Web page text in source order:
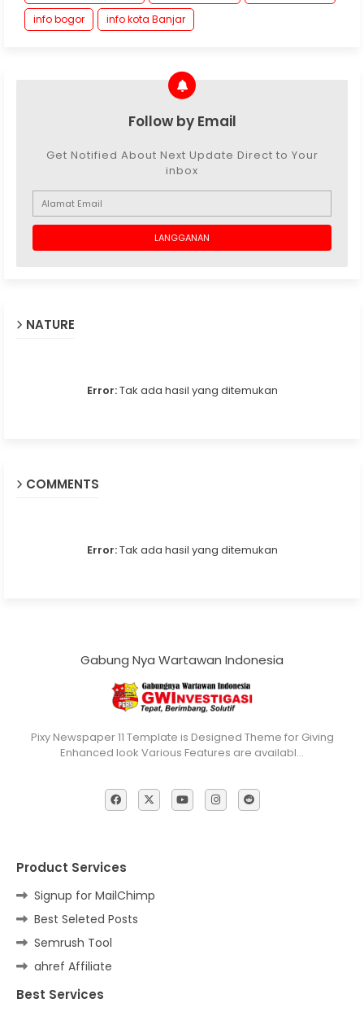
info bogor
info kota Banjar
Follow by Email
Get Notified About Next Update Direct to Your
inbox
NATURE
Error:Tak ada hasil yang ditemukan
COMMENTS
Error:Tak ada hasil yang ditemukan
Gabung Nya Wartawan Indonesia
Pixy Newspaper 11 Template is Designed Theme for Giving
Enhanced look Various Features are availabl…
Product Services
Signup for MailChimp
Best Seleted Posts
Semrush Tool
ahref Affiliate
Best Services